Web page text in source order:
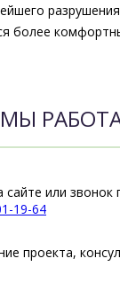
более
МЫ
сайте или
19-64
проекта,